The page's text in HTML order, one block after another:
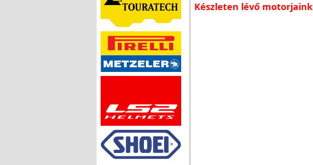
Készleten lévő motorjaink